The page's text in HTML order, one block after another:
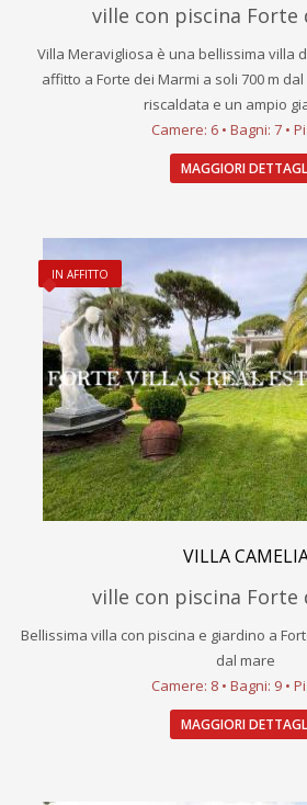
ville con piscina Forte
Villa Meravigliosa è una bellissima villa
affitto a Forte dei Marmi a soli 700 m
riscaldata e un ampio
Camere: 6 • Bagni: 7 •
MAGGIORI
IN AFFITTO
VILLA
ville con piscina Forte
Bellissima villa con piscina e giardino a
dal mare
Camere: 8 • Bagni: 9 •
MAGGIORI